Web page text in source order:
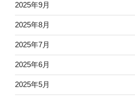
2025年9月
2025年8月
2025年7月
2025年6月
2025年5月